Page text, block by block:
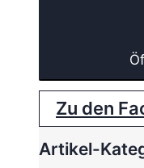
Zu den
Artikel-